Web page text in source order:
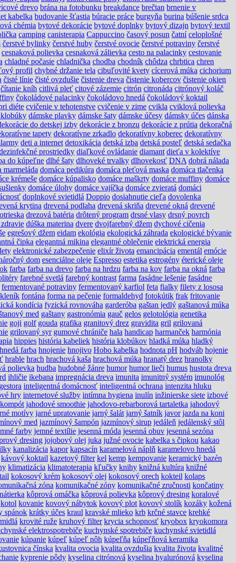
drevo brána na fotobunku breakdance brečtan brnenie v
kabelka budovanie šťastia búracie práce burgyňa burina búšenie srdca
chémia bytové dekorácie bytové doplnky bytový dizajn bytový textil
camping canisterapia Cappuccino časový posun čatní celoplošné
čerstvé bylinky čerstvé huby čerstvé ovocie čerstvé potraviny čerstvé
cesnaková polievka cesnaková zálievka cesto na palacinky cestovanie
chladné počasie chladnička chodba chodník chôdza chrbtica chren
profil chybné držanie tela cibuľovité kvety cícerová múka cichorium
čisté línie čisté ovzdušie čistenie dreva čistenie kobercov čistenie okien
čítanie kníh citlivá pleť citové zázemie citrón citronáda citrónový koláč
čokoládové palacinky čokoládovo hnedá čokoládový koktail
diéte cvičenie v tehotenstve cvičenie v zime cvikla cviklová polievka
klobúky dámske plavky dámske šaty dámske účesy dámsky účes dánska
do detskej izby dekorácie z bronzu dekorácie z prútia dekoračná
tapety dekoratívne zrkadlo dekoratívny koberec dekoratívny
deti a internet detoxikácia detská izba detská posteľ detská sedačka
prostriedky diaľkové ovládanie diamant dieťa v kolektíve
do kúpeľne dlhé šaty dlhoveké trvalky dlhovekosť DNA dobrá nálada
marmeláda domáca pedikúra domáca pleťová maska domáca tlačenka
krémeše domáce kúpalisko domáce maškrty domáce muffiny domáce
domáce úlohy domáce vajíčka domáce zvieratá domáci
doplnkové svietidlá Doppio dosiahnutie cieľa dovolenka
krytina drevená podlaha drevená skriňa drevené okná drevené
drezová batéria drôtený program drsné vlasy drsný povrch
dúška materina dvere dvojfarebný džem dychové cičenia
egrešový džem eidam ekológia ekologická záhrada ekologické bývanie
čipka elegantná mikina elegantné oblečenie elektrická energia
elektronické zabezpečenie elixír života emancipácia ementál emócie
dom esenciálne oleje Espresso estetika estrogény éterické oleje
farba farba na drevo farba na hrdzu farba na kov farba na okná farba
farebné svetlá farebný kontrast farma fasádne lešenie fasádne
fermentované potraviny fermentovaný karfiol feta fialky filety z lososa
fontána forma na pečenie formaldehyd fotokútik frak fritovanie
kondícia fyzická rovnováha garderóba gaštan jedlý gaštanová múka
med gaštany gastronómia gauč gelos gelotológia genetika
goji golf gouda grafika granitový drez gravidita gril grilovaná
grilovaný syr gumové chrániče hala handicap harmanček harmónia
hippies história kabeliek história klobúkov hladká múka hladký
hnedá farba hnojenie hnojivo Hobo kabelka hodnota pH hodváb hojenie
hrable hrach hrachová kaša hrachová múka hranatý drez hranolky
polievka hudba hudobné žánre humor humor lieči humus hustota dreva
ihličie ikebana impregnácia dreva imunita imunitný systém imunológ
inteligentná domácnosť inteligentná ochrana intenzita hluku
hry internetové služby intímna hygiena inulín inžinierske siete izbové
jahodové smoothie jahodovo-rebarborová tartaletka jahodový
motívy jarné upratovanie jarný šalát jarný šatník javor jazda na koni
med jazmínový šampón jazmínový sirup jedáleň jedálenský stôl
farby jemné textílie jesenná móda jesenná obuv jesenná sezóna
dresing jojobový olej juka južné ovocie kabelka s čipkou kakao
kanalizácia kapor kapsacín karamelová náplň karamelovo hnedá
kávový koktail kazetový filter kel kemp kempovanie keramický bazén
klimatizácia klimatoterapia kľučky knihy knižná kultúra knižné
kokosový krém kokosový olej kokosový orech kokteil kolaps
zóna komunikačné zóny komunikačné zručnosti končatiny
kôprová omáčka kôprová polievka kôprový dresing koralové
kotol kovanie kovový nábytok kovový plot kovový stolík kozáky kožená
spánok krátky účes kraul kravské mlieko krb krčné stavce krehké
krovité ruže kruhový filter krycia schopnosť kryobox kryokomora
elektrospotrebiče kuchynské spotrebiče kuchynské svietidlá
kúpanie kúpeľ kúpeľ nôh kúpeľňa kúpeľňová keramika
čínska kvalita ovocia kvalita ovzdušia kvalita života kvalitné
kyprenie pôdy kyselina citrónová kyselina hyalurónová kyselina